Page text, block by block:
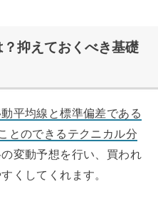
抑えておくべき基礎
平均線と標準偏差である
とのできるテクニカル分
変動予想を行い、買われ
くしてくれます。